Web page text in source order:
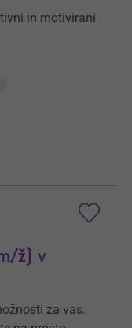
in motivirani
ž) v
za vas.